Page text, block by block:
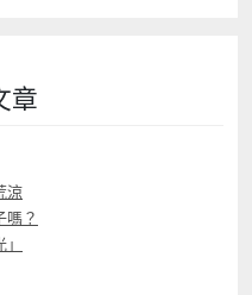
章
涼
嗎？